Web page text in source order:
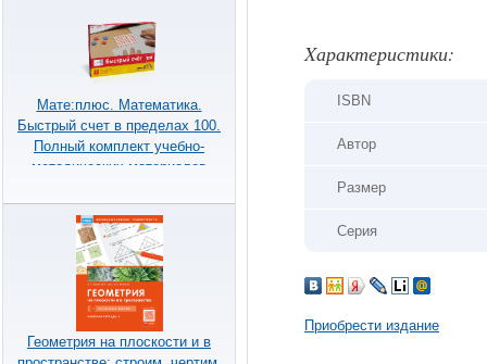
Мате:плюс. Математика.
Быстрый счет в пределах 100.
Полный комплект учебно-
методических материалов
Геометрия на плоскости и в
Xарактеристики:
ISBN
Автор
Размер
Серия
Приобрести издание